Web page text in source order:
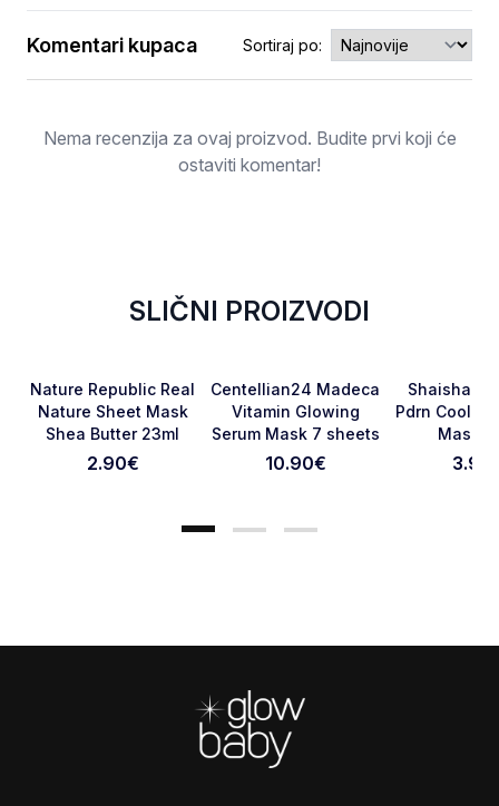
Ocjena
Komentari kupaca Sortiraj po:
Nema recenzija za ovaj proizvod. Budite prvi koji će
ostaviti komentar!
SLIČNI PROIZVODI
Favorite
Nature Republic Real
Nature Sheet Mask
Shea Butter 23ml
2.90€
Favorite
Centellian24 Madeca
Vitamin Glowing
Serum Mask 7 sheets
10.90€
Pdrn
Mask
3.90